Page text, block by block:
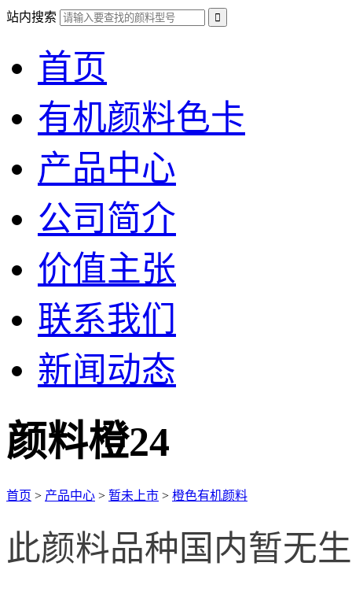
站内搜索
首页
有机颜料色卡
产品中心
公司简介
价值主张
联系我们
新闻动态
颜料橙24
首页 > 产品中心 > 暂未上市 > 橙色有机颜料
此颜料品种国内暂无